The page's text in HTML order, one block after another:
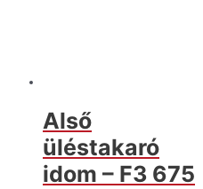
Alső
üléstakaró
idom – F3 675